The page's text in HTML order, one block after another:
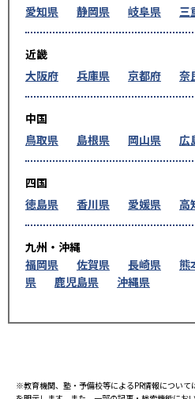
愛知県
静岡県 岐阜県 三
近畿
大阪府
兵庫県 京都府 奈
中国
鳥取県
島根県 岡山県 広
四国
徳島県
香川県 愛媛県 高
九州・沖縄
福岡県
佐賀県 長崎県 熊
県
鹿児島県 沖縄県
※教育機関、塾・予備校等によるPR情報につい